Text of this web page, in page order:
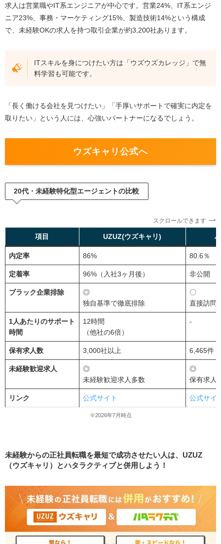
UZUZ（ウズキャリ）をおすすめしない人#1 30代以
上でキャリアアップを目指す人
UZUZ（ウズキャリ）をおすすめしない人#2 地方
UZUZ（ウズキャリ）をおすすめしない人#3 多くの
求人票を比較して自分で選びたい人
UZUZ（ウズキャリ）の利用の流れ STEP1 面談調整
UZUZ（ウズキャリ）の利用の流れ STEP2 キャリア
UZUZ（ウズキャリ）の利用の流れ STEP3 面接トレ
調整代行
UZUZ（ウズキャリ）の利用の流れ STEP5 就業決
UZUZ（ウズキャリ）と比較・併用されやすい若手向け転
職エージェント
UZUZ（ウズキャリ）と比較・併用すべきエージェン
ト#1 ハタラクティブ：未経験サポートに特化し、大
手企業への就職も強い
UZUZ（ウズキャリ）と比較・併用すべきエージェン
ト#2 マイナビジョブ20's：大手運営ならではの豊富
な求人数で、職種や勤務地の選択肢が広がる
UZUZ（ウズキャリ）と比較・併用すべきエージェン
ト#3就職カレッジ（JAIC）｜書類選考なしで集団面
接会に参加できる
UZUZ（ウズキャリ）に関するよくある質問10選
UZUZ（ウズキャリ）に関するよくある質問#1 Q. 途
中で退会したら違約金がかかるって本当ですか？
UZUZ（ウズキャリ）に関するよくある質問#2 Q. ニ
UZUZ（ウズキャリ）に関するよくある質問#4 Q. 電
UZUZ（ウズキャリ）に関するよくある質問#5 Q. IT
以外の求人はありますか？
UZUZ（ウズキャリ）に関するよくある質問#6 Q. UZ
UZ（ウズキャリ）は理系出身者でも使えますか？
求人は営業職やIT系エンジニアが中心です。営業24%、IT系エンジ
ニア23%、事務・マーケティング15%、製造技術14%という構成
で、未経験OKの求人を持つ取引企業が約3,200社あります。
ITスキルを身につけたい方は「ウズウズカレッジ」で無
料学習も可能です。
「長く働ける会社を見つけたい」「手厚いサポートで確実に内定を
取りたい」という人には、心強いパートナーになるでしょう。
ウズキャリ公式へ
20代・未経験特化型エージェントの比較
スクロールできます
項目 UZUZ(ウズキャリ)
内定率 86% 80.6％
定着率 96%（入社3ヶ月後） 非公開
ブラック企業排除
◎
独自基準で徹底排除
〇
直接訪問
1人あたりのサポート
時間
12時間
（他社の6倍）
-
保有求人数 3,000社以上 6,465件
未経験歓迎求人
◎
未経験歓迎求人多数
◎
保有求人
リンク 公式サイト 公式サイ
※2026年7月時点
未経験からの正社員転職を最短で成功させたい人は、UZUZ
（ウズキャリ）とハタラクティブと併用しよう！